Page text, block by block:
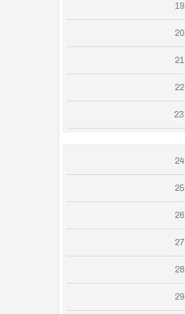
19
20
21
22
23
24
25
26
27
28
29